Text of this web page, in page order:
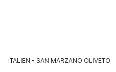
ITALIEN SAN MARZANO OLIVETO